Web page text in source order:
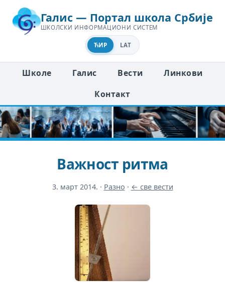
Галис — Портал школа Србије
ШКОЛСКИ ИНФОРМАЦИОНИ СИСТЕМ
ЋИР LAT
Школе Галис Вести
Линкови
Контакт
Важност ритма
3. март 2014. · Разно · ← све вести